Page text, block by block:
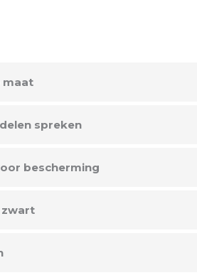
maat
spreken
bescherming
zwart